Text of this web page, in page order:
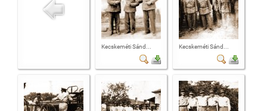
Kecskeméti Sánd... Kecskeméti Sánd...